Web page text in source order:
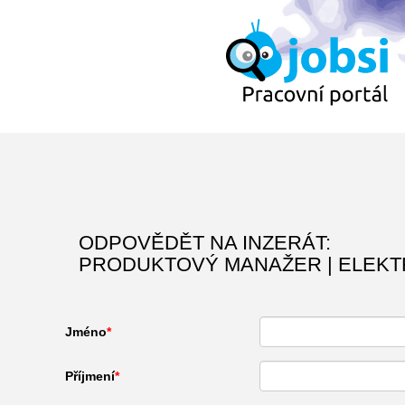
ODPOVĚDĚT NA INZERÁT:
PRODUKTOVÝ MANAŽER |
Jméno
Příjmení